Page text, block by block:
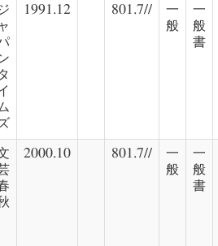
1991.12 801.7//
一
般
一
般
書
2000.10 801.7//
一
般
一
般
書